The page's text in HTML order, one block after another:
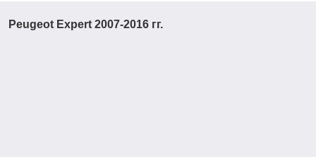
Peugeot Expert 2007-2016 гг.